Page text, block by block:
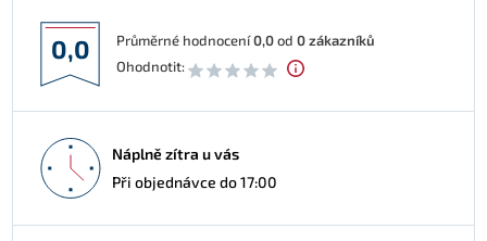
0,0 Průměrné hodnocení0,0od 0zákazníků
Ohodnotit:
Náplně zítra u vás
Při objednávce do 17:00